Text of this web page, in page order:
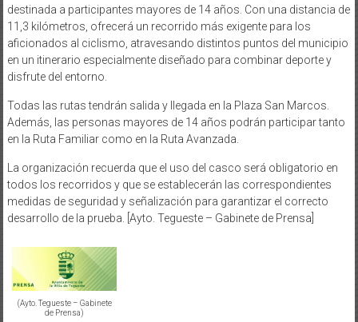
destinada a participantes mayores de 14 años. Con una distancia de
11,3 kilómetros, ofrecerá un recorrido más exigente para los
aficionados al ciclismo, atravesando distintos puntos del municipio
en un itinerario especialmente diseñado para combinar deporte y
disfrute del entorno.
Todas las rutas tendrán salida y llegada en la Plaza San Marcos.
Además, las personas mayores de 14 años podrán participar tanto
en la Ruta Familiar como en la Ruta Avanzada.
La organización recuerda que el uso del casco será obligatorio en
todos los recorridos y que se establecerán las correspondientes
medidas de seguridad y señalización para garantizar el correcto
desarrollo de la prueba. [Ayto. Tegueste – Gabinete de Prensa]
(Ayto. Tegueste – Gabinete
de Prensa)